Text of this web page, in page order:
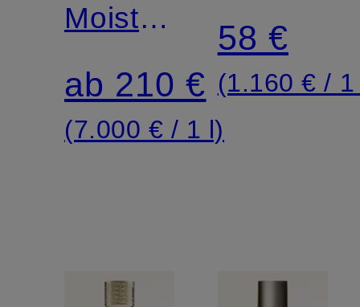
Moisturizing
Cream
ab 210 €
(7.000 € / 1 l)
MASK
58 €
(1.160 € /